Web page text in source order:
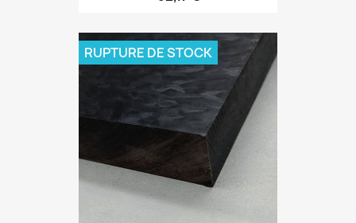
RUPTURE DE STOCK